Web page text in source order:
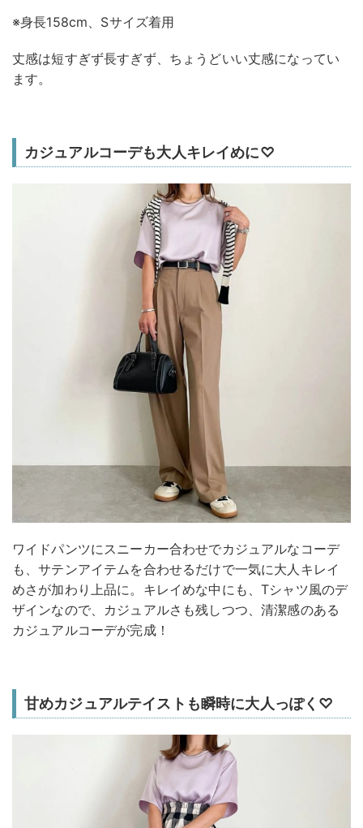
※身長158cm、Sサイズ着用
丈感は短すぎず長すぎず、ちょうどいい丈感になってい
ます。
カジュアルコーデも大人キレイめに♡
ワイドパンツにスニーカー合わせでカジュアルなコーデ
も、サテンアイテムを合わせるだけで一気に大人キレイ
めさが加わり上品に。キレイめな中にも、Tシャツ風のデ
ザインなので、カジュアルさも残しつつ、清潔感のある
カジュアルコーデが完成！
甘めカジュアルテイストも瞬時に大人っぽく♡